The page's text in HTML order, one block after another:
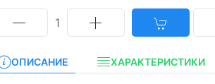
1
ОПИСАНИЕ ХАРАКТЕРИСТИКИ